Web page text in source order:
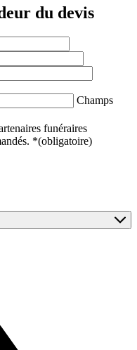
du devis
Champs
funéraires
*(obligatoire)